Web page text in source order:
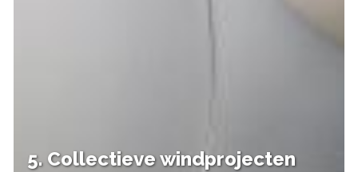
5. Collectieve windprojecten